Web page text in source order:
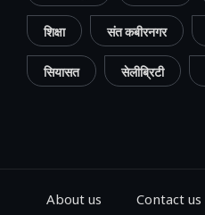
शिक्षा संत कबीरनगर
सियासत सेलीब्रिटी
About us Contact us